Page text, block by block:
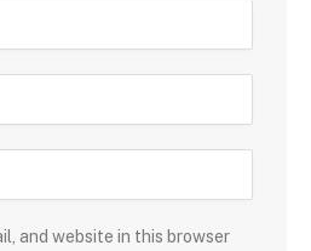
and website in this browser